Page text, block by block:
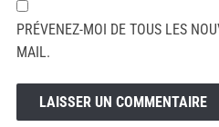
PRÉVENEZ-MOI DE TOUS LES
MAIL.